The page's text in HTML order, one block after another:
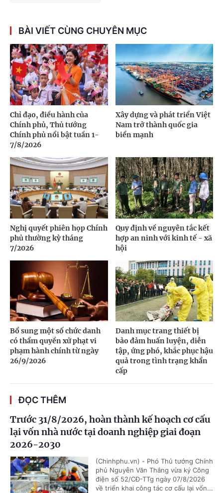
BÀI VIẾT CÙNG CHUYÊN MỤC
Chỉ đạo, điều hành của
Chính phủ, Thủ tướng
Chính phủ nổi bật tuần 1-
7/8/2026
Xây dựng và phát triển Việt
Nam trở thành quốc gia
biển mạnh
Nghị quyết phiên họp Chính
phủ thường kỳ tháng
7/2026
Quy định về nguyên tắc kết
hợp an ninh với kinh tế - xã
hội
Bổ sung một số chức danh
có thẩm quyền xử phạt vi
phạm hành chính từ ngày
26/9/2026
Danh mục trang thiết bị
bảo đảm huấn luyện, diễn
tập, ứng phó, khắc phục hậu
quả trong tình trạng khẩn
cấp
ĐỌC THÊM
Trước 31/8/2026, hoàn thành kế hoạch cơ cấu
lại vốn nhà nước tại doanh nghiệp giai đoạn
2026-2030
(Chinhphu.vn) - Phó Thủ tướng Chính
phủ Nguyễn Văn Thắng vừa ký Công
điện số 52/CĐ-TTg ngày 07/8/2026
về triển khai công tác cơ cấu lại vốn...